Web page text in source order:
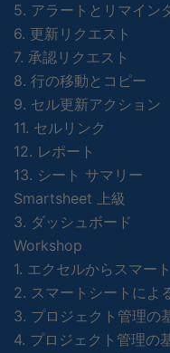
5. アラートとリマイン
6. 更新リクエスト
7. 承認リクエスト
8. 行の移動とコピー
9. セル更新アクション
11. セルリンク
12. レポート
13. シート サマリー
Smartsheet 上級
3. ダッシュボード
Workshop
1. エクセルからスマー
2. スマートシートによ
3. プロジェクト管理の
4. プロジェクト管理の